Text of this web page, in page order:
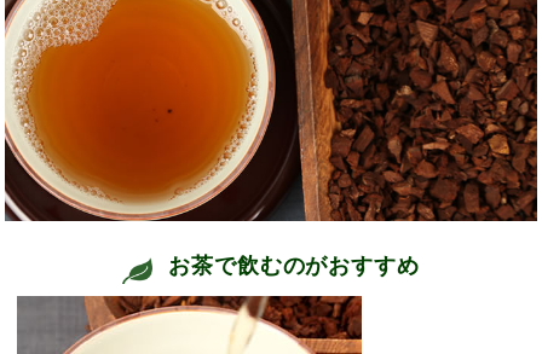
お茶で飲むのがおすすめ